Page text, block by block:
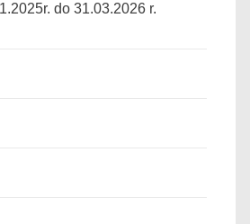
do 31.03.2026 r.